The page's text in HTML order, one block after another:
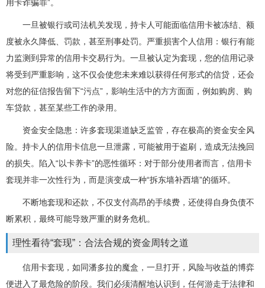
用卡诈骗罪”。
一旦被银行或司法机关发现，持卡人可能面临信用卡被冻结、额
度被永久降低、罚款，甚至刑事处罚。严重损害个人信用：银行有能
力监测到异常的信用卡交易行为。一旦被认定为套现，您的信用记录
将受到严重影响，这不仅会使您未来难以获得任何形式的信贷，还会
对您的征信报告留下“污点”，影响生活中的方方面面，例如购房、购
车贷款，甚至某些工作的录用。
资金安全隐患：许多套现渠道缺乏监管，存在极高的资金安全风
险。持卡人的信用卡信息一旦泄露，可能被用于盗刷，造成无法挽回
的损失。陷入“以卡养卡”的恶性循环：对于部分使用者而言，信用卡
套现并非一次性行为，而是演变成一种“拆东墙补西墙”的循环。
不断地套现和还款，不仅支付高昂的手续费，还使得自身负债不
断累积，最终可能导致严重的财务危机。
理性看待“套现”：合法合规的资金周转之道
信用卡套现，如同潘多拉的魔盒，一旦打开，风险与收益的博弈
便进入了最危险的阶段。我们必须清醒地认识到，任何游走于法律和